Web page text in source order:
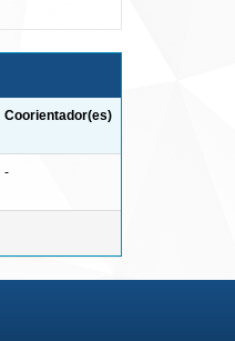
Coorientador(es)
-